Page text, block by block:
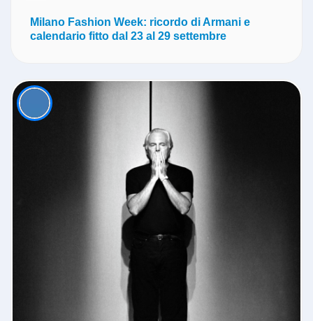
Milano Fashion Week: ricordo di Armani e
calendario fitto dal 23 al 29 settembre